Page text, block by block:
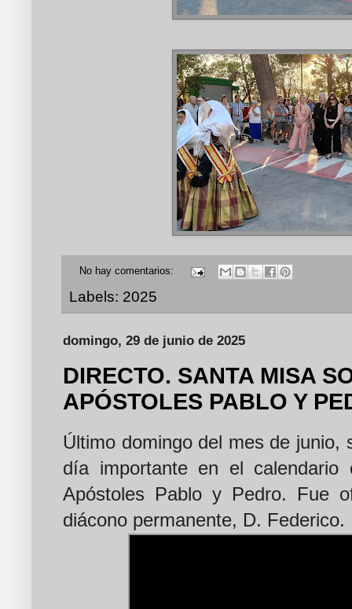
No hay comentarios:
Labels: 2025
domingo, 29 de junio de 2025
DIRECTO. SANTA MISA
APÓSTOLES PABLO Y
Último domingo del mes de junio,
día importante en el
Apóstoles Pablo y Pedro. Fue
diácono permanente, D. Federico.